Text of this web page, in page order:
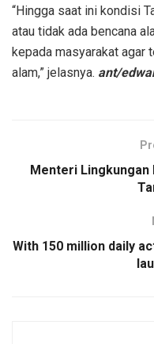
“Hingga saat ini kondisi
atau tidak ada bencana
kepada masyarakat agar
alam,” jelasnya. ant/
Menteri Lingkungan
With 150 million daily